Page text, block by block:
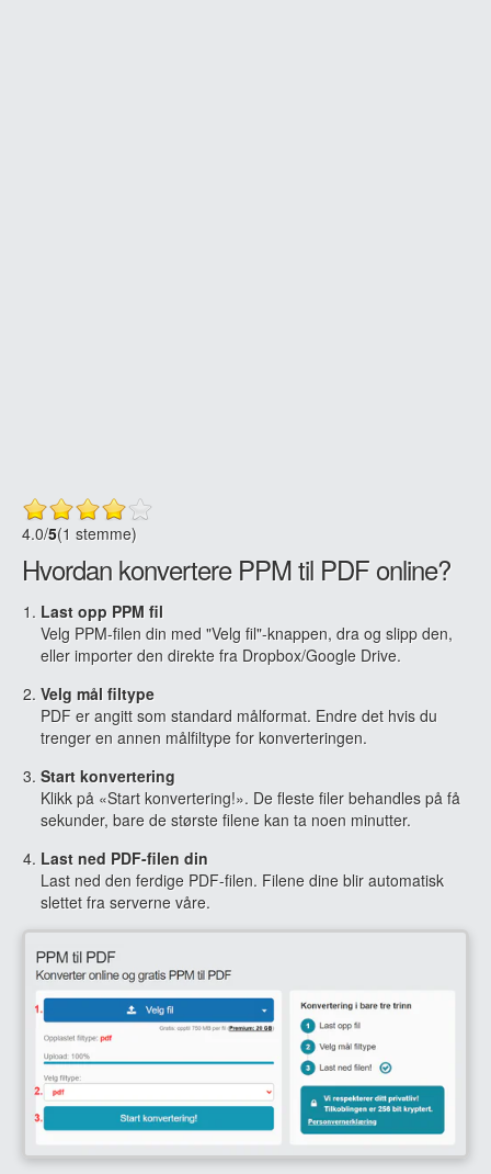
4.0/5(1 stemme)
Hvordan konvertere PPM til PDF online?
Last opp PPM fil
Velg PPM-filen din med "Velg fil"-knappen, dra og slipp den,
eller importer den direkte fra Dropbox/Google Drive.
Velg mål filtype
PDF er angitt som standard målformat. Endre det hvis du
trenger en annen målfiltype for konverteringen.
Start konvertering
Klikk på «Start konvertering!». De fleste filer behandles på få
sekunder, bare de største filene kan ta noen minutter.
Last ned PDF-filen din
Last ned den ferdige PDF-filen. Filene dine blir automatisk
slettet fra serverne våre.